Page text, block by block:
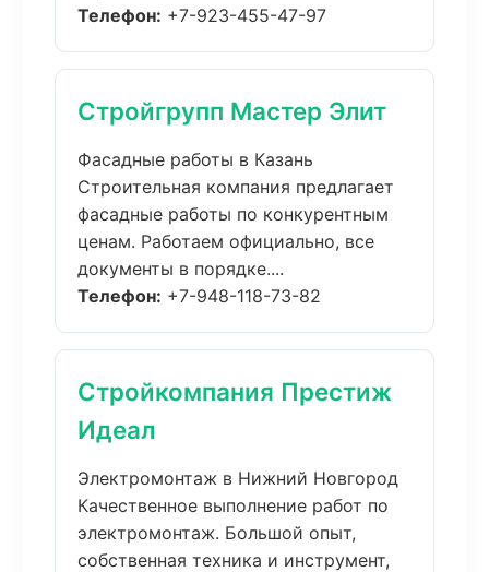
Телефон: +7-923-455-47-97
Стройгрупп Мастер Элит
Фасадные работы в Казань
Строительная компания предлагает
фасадные работы по конкурентным
ценам. Работаем официально, все
документы в порядке....
Телефон: +7-948-118-73-82
Стройкомпания Престиж
Идеал
Электромонтаж в Нижний Новгород
Качественное выполнение работ по
электромонтаж. Большой опыт,
собственная техника и инструмент,